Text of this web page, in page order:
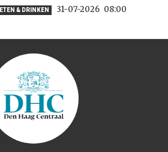
ETEN & DRINKEN 31-07-2026 08:00